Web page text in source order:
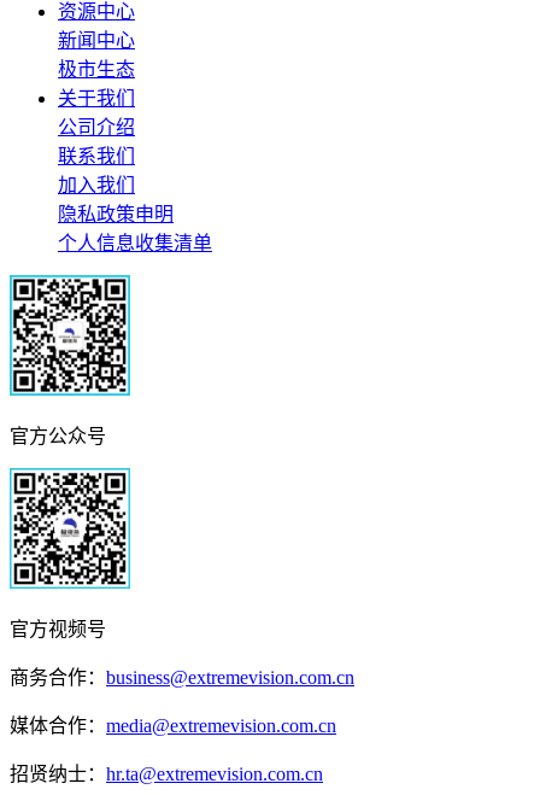
资源中心
新闻中心
极市生态
关于我们
公司介绍
联系我们
加入我们
隐私政策申明
个人信息收集清单
官方公众号
官方视频号
商务合作： business@extremevision.com.cn
媒体合作： media@extremevision.com.cn
招贤纳士： hr.ta@extremevision.com.cn